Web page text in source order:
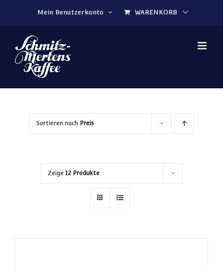
Mein Benutzerkonto
WARENKORB
Sortieren nach Preis
Zeige 12 Produkte